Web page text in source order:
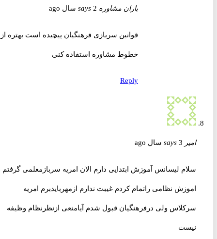
باران مشاوره says 2 سال ago
قوانین سربازی فرهنگیان پیچیده است بهتره از
خطوط مشاوره استفاده کنی
Reply
امیر says 3 سال ago
سلام لیسانس آموزش ابتدایی دارم الان امریه سربازمعلمی گرفتم و
اموزش نظامی راتمام کردم غیبت ندارم ازمهربایدبرم امریه
سرکلاس ولی درفرهنگیان قبول شدم آیامنعی ازنظرنظام وظیفه
نیست